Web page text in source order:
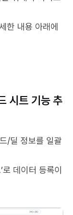
한 내용 아래에
시트 기능 추
/딜 정보를 일괄
데이터 등록이